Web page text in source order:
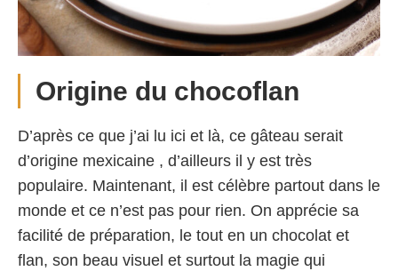
Origine du chocoflan
D’après ce que j’ai lu ici et là, ce gâteau serait
d’origine mexicaine , d’ailleurs il y est très
populaire. Maintenant, il est célèbre partout dans le
monde et ce n’est pas pour rien. On apprécie sa
facilité de préparation, le tout en un chocolat et
flan, son beau visuel et surtout la magie qui